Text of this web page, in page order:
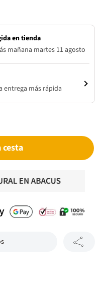
en tienda
mañana martes 11 agosto
entrega más rápida
cesta